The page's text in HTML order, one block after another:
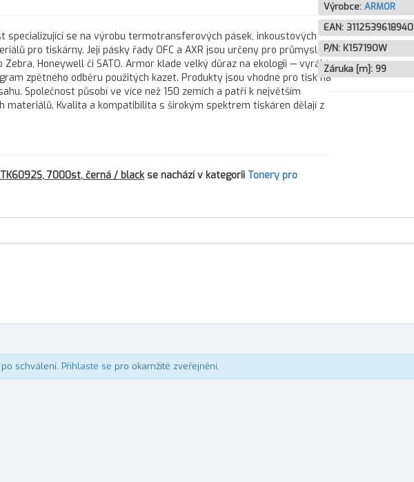
specializující se na výrobu termotransferových pásek, inkoustových
pro tiskárny. Její pásky řady OFC a AXR jsou určeny pro průmyslové
Honeywell či SATO. Armor klade velký důraz na ekologii — vyrábí
zpětného odběru použitých kazet. Produkty jsou vhodné pro tisk na
Společnost působí ve více než 150 zemích a patří k největším
Kvalita a kompatibilita s širokým spektrem tiskáren dělají z
7000st, černá / blackse nachází v kategorii Tonery pro
Výrobce: ARMOR
EAN: 3112539618940
P/N: K15719OW
Záruka [m]: 99
schválení. Přihlaste se pro okamžité zveřejnění.